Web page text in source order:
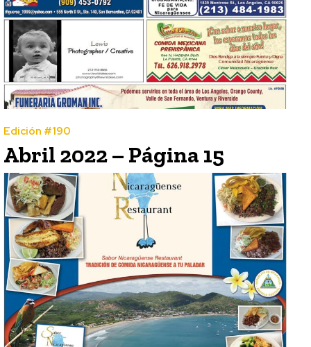
Edición #190
Abril 2022 – Página 15